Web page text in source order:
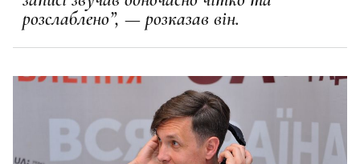
розслаблено”, — розказав він.